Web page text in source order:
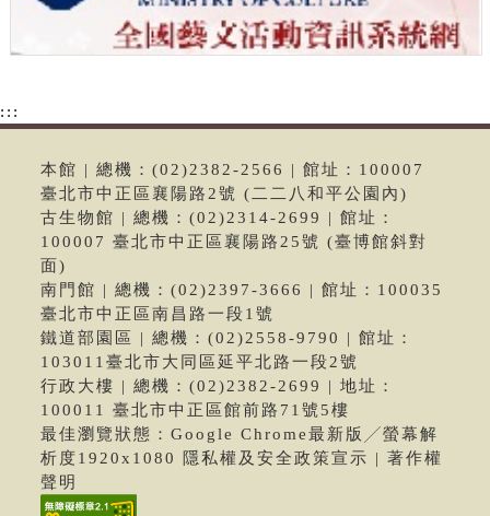
:::
本館 | 總機：(02)2382-2566 | 館址：100007
臺北市中正區襄陽路2號 (二二八和平公園內)
古生物館 | 總機：(02)2314-2699 | 館址：
100007 臺北市中正區襄陽路25號 (臺博館斜對
面)
南門館 | 總機：(02)2397-3666 | 館址：100035
臺北市中正區南昌路一段1號
鐵道部園區 | 總機：(02)2558-9790 | 館址：
103011臺北市大同區延平北路一段2號
行政大樓 | 總機：(02)2382-2699 | 地址：
100011 臺北市中正區館前路71號5樓
最佳瀏覽狀態：Google Chrome最新版╱螢幕解
析度1920x1080 隱私權及安全政策宣示 | 著作權
聲明